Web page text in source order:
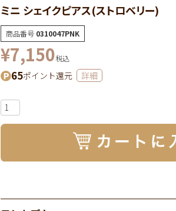
ミニ シェイクピアス(ストロベリー)
商品番号 0310047PNK
¥7,150税込
65ポイント還元 詳細